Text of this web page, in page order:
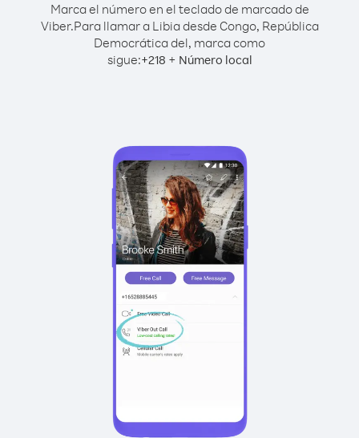
Marca el número en el teclado de marcado de
Viber.Para llamar a Libia desde Congo, República
Democrática del, marca como
sigue:+218 + Número local